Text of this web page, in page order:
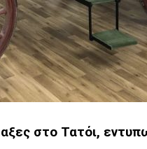
στο Τατόι,